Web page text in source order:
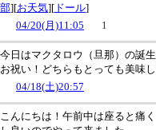
部][お天気][ ドール]
04/20(月)11:05
1
今日はマクタロウ（旦那）の誕
お祝い！どちらもとっても美味
04/18(土)20:57
こんにちは！午前中は座ると痛